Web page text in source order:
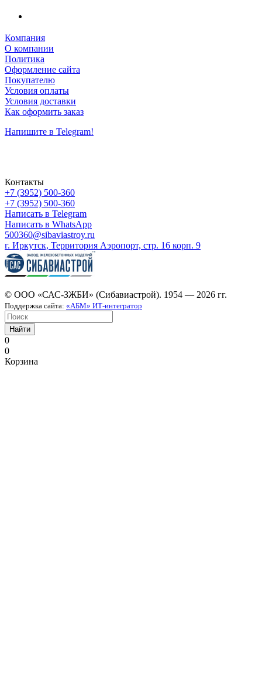
Компания
О компании
Политика
Оформление сайта
Покупателю
Условия оплаты
Условия доставки
Как оформить заказ
Напишите в Telegram!
Контакты
+7 (3952) 500-360
+7 (3952) 500-360
Написать в Telegram
Написать в WhatsApp
500360@sibaviastroy.ru
г. Иркутск, Территория Аэропорт, стр. 16 корп. 9
© ООО «САС-ЗЖБИ» (Сибавиастрой). 1954 — 2026 гг.
Поддержка сайта: «АБМ» ИТ-интегратор
Найти
0
0
Корзина